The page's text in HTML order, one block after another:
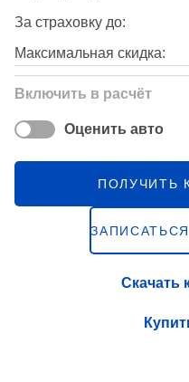
За страховку до:
Максимальная скидка:
Включить в расчёт
Оценить авто
ПОЛУЧИТЬ
Скачать